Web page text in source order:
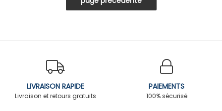
LIVRAISON RAPIDE
Livraison et retours gratuits
PAIEMENTS
100% sécurisé